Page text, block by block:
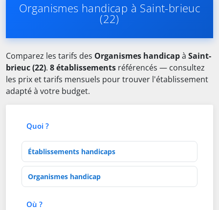
Organismes handicap à Saint-brieuc
(22)
Comparez les tarifs des Organismes handicapà Saint-
brieuc (22). 8 établissements référencés — consultez
les prix et tarifs mensuels pour trouver l'établissement
adapté à votre budget.
Quoi ?
Type d'établissement
Activités de soins
Où ?